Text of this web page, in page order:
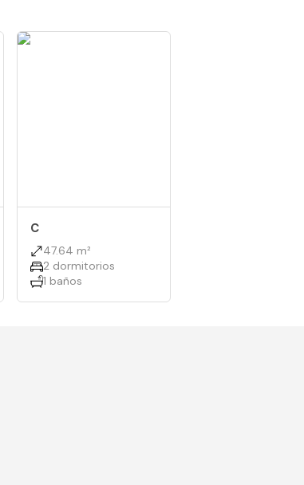
C
47.64 m²
2 dormitorios
1 baños